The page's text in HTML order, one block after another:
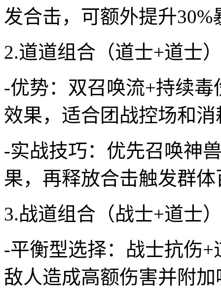
发合击，可额外提升30%
2.道道组合（道士+道士
-优势：双召唤流+持续
效果，适合团战控场和消
-实战技巧：优先召唤神
果，再释放合击触发群
3.战道组合（战士+道士
-平衡型选择：战士抗伤
敌人造成高额伤害并附